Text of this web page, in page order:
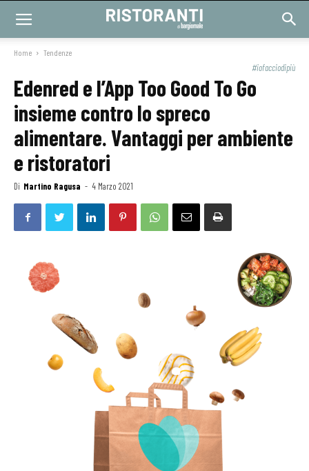
Home Tendenze
#iofacciodipiù
Edenred e l’App Too Good To Go
insieme contro lo spreco
alimentare. Vantaggi per ambiente
e ristoratori
Di Martino Ragusa - 4 Marzo 2021